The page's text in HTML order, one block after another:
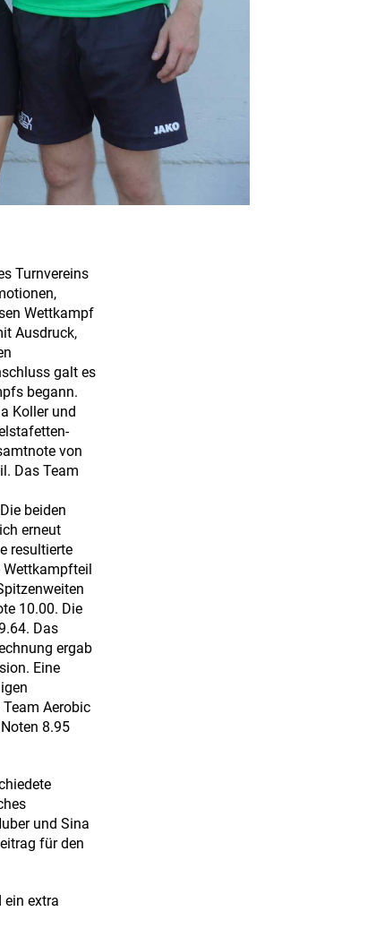
Turnvereins
Wettkampf
Ausdruck,
galt es
begann.
Koller und
von
Das Team
beiden
erneut
resultierte
Wettkampfteil
10.00. Die
Das
ergab
Eine
Aerobic
8.95
und Sina
für den
ein extra